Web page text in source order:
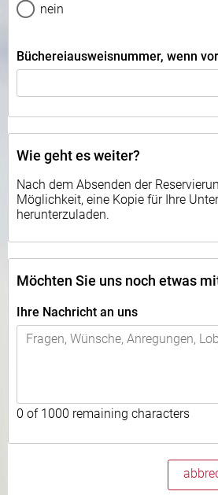
nein
Büchereiausweisnummer, wenn
Wie geht es weiter?
Nach dem Absenden der
Möglichkeit, eine Kopie für Ihre
herunterzuladen.
Möchten Sie uns noch etwas
Ihre Nachricht an uns
0 of 1000 remaining characters